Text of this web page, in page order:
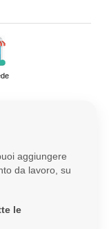
aggiungere
da lavoro, su
le